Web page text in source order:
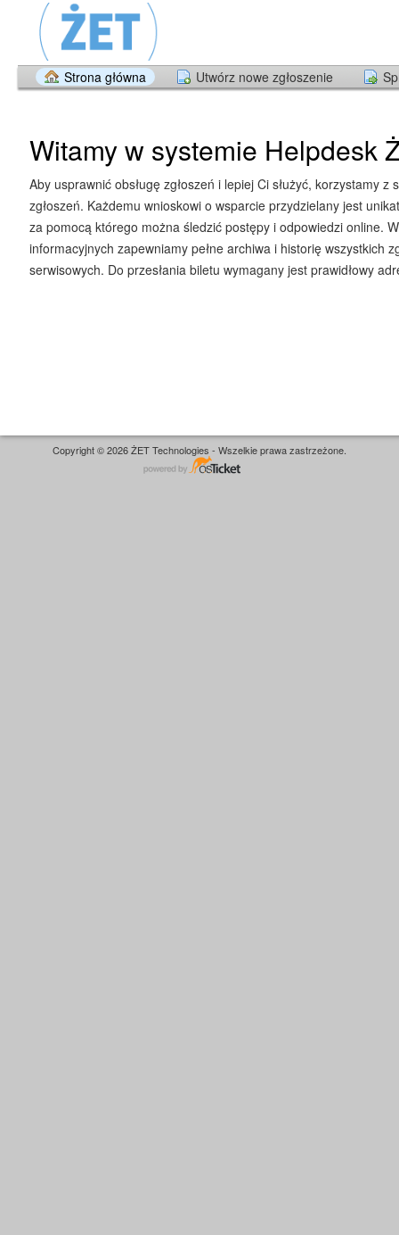
Strona główna Utwórz nowe zgłoszenie
Witamy w systemie Helpdesk
Aby usprawnić obsługę zgłoszeń i lepiej Ci służyć, korzystamy z
zgłoszeń. Każdemu wnioskowi o wsparcie przydzielany jest
za pomocą którego można śledzić postępy i odpowiedzi online.
informacyjnych zapewniamy pełne archiwa i historię wszystkich
serwisowych. Do przesłania biletu wymagany jest prawidłowy
Copyright © 2026 ŻET Technologies - Wszelkie prawa zastrzeżone.